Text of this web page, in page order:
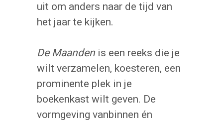
uit om anders naar de tijd van
het jaar te kijken.
De Maanden is een reeks die je
wilt verzamelen, koesteren, een
prominente plek in je
boekenkast wilt geven. De
vormgeving vanbinnen én